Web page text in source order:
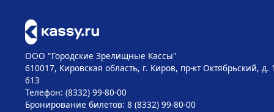
ООО "Городские Зрелищные Кассы"
610017, Кировская область, г. Киров, пр-кт Октябрьский, д.
613
Телефон: (8332) 99-80-00
Бронирование билетов: 8 (8332) 99-80-00